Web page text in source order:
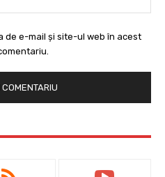
de e-mail și site-ul web în acest